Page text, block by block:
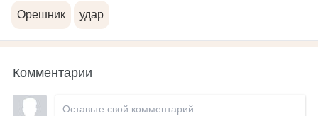
Орешник удар
Комментарии